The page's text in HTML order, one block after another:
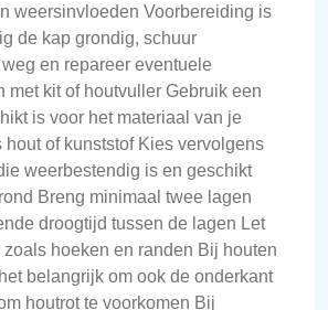
weersinvloeden Voorbereiding is
de kap grondig, schuur
en repareer eventuele
met kit of houtvuller Gebruik een
is voor het materiaal van je
of kunststof Kies vervolgens
weerbestendig is en geschikt
Breng minimaal twee lagen
droogtijd tussen de lagen Let
hoeken en randen Bij houten
belangrijk om ook de onderkant
houtrot te voorkomen Bij